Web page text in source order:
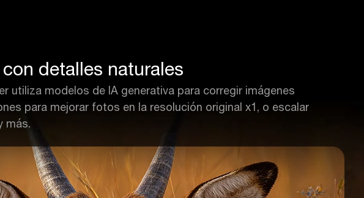
detalles naturales
utiliza modelos de IA generativa para corregir imágenes
para mejorar fotos en la resolución original x1, o escalar
más.